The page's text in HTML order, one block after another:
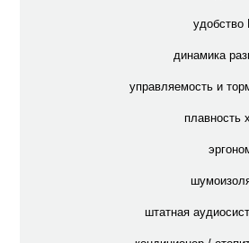
динамика
управляемость и
плавность
штатная